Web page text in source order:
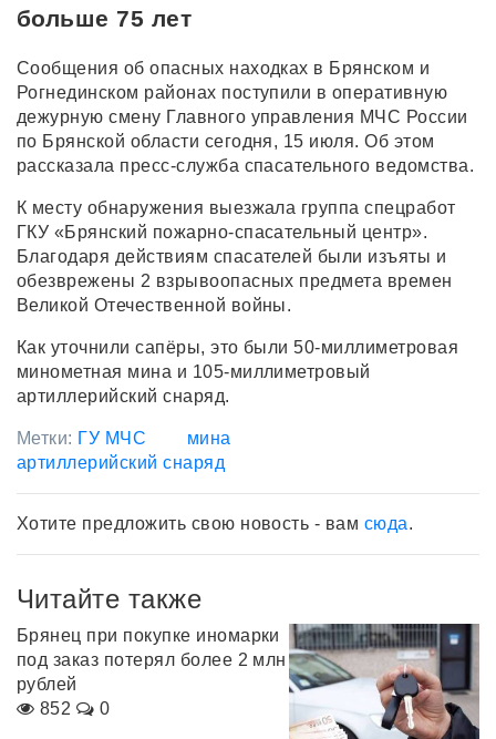
больше 75 лет
Сообщения об опасных находках в Брянском и
Рогнединском районах поступили в оперативную
дежурную смену Главного управления МЧС России
по Брянской области сегодня, 15 июля. Об этом
рассказала пресс-служба спасательного ведомства.
К месту обнаружения выезжала группа спецработ
ГКУ «Брянский пожарно-спасательный центр».
Благодаря действиям спасателей были изъяты и
обезврежены 2 взрывоопасных предмета времен
Великой Отечественной войны.
Как уточнили сапёры, это были 50-миллиметровая
минометная мина и 105-миллиметровый
артиллерийский снаряд.
Метки: ГУ МЧС
мина
артиллерийский снаряд
Хотите предложить свою новость - вам сюда.
Читайте также
Брянец при покупке иномарки
под заказ потерял более 2 млн
рублей
852
0